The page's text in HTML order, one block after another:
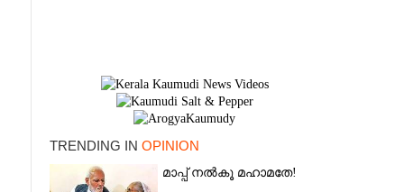
TRENDING IN OPINION
മാപ്പ് നൽകൂ മഹാമതേ!